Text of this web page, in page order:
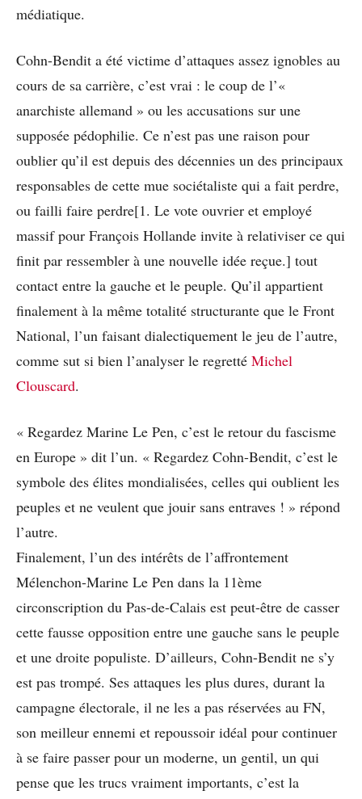
médiatique.
Cohn-Bendit a été victime d’attaques assez ignobles au
cours de sa carrière, c’est vrai : le coup de l’«
anarchiste allemand » ou les accusations sur une
supposée pédophilie. Ce n’est pas une raison pour
oublier qu’il est depuis des décennies un des principaux
responsables de cette mue sociétaliste qui a fait perdre,
ou failli faire perdre[1. Le vote ouvrier et employé
massif pour François Hollande invite à relativiser ce qui
finit par ressembler à une nouvelle idée reçue.] tout
contact entre la gauche et le peuple. Qu’il appartient
finalement à la même totalité structurante que le Front
National, l’un faisant dialectiquement le jeu de l’autre,
comme sut si bien l’analyser le regretté Michel
Clouscard.
« Regardez Marine Le Pen, c’est le retour du fascisme
en Europe » dit l’un. « Regardez Cohn-Bendit, c’est le
symbole des élites mondialisées, celles qui oublient les
peuples et ne veulent que jouir sans entraves ! » répond
l’autre.
Finalement, l’un des intérêts de l’affrontement
Mélenchon-Marine Le Pen dans la 11ème
circonscription du Pas-de-Calais est peut-être de casser
cette fausse opposition entre une gauche sans le peuple
et une droite populiste. D’ailleurs, Cohn-Bendit ne s’y
est pas trompé. Ses attaques les plus dures, durant la
campagne électorale, il ne les a pas réservées au FN,
son meilleur ennemi et repoussoir idéal pour continuer
à se faire passer pour un moderne, un gentil, un qui
pense que les trucs vraiment importants, c’est la